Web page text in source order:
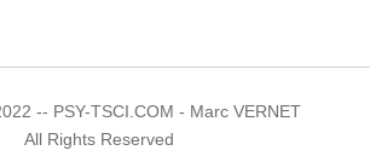
-- PSY-TSCI.COM - Marc VERNET
All Rights Reserved